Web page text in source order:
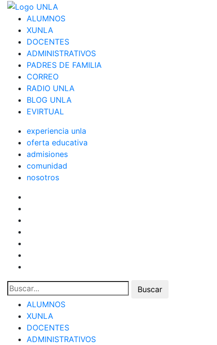
ALUMNOS
XUNLA
DOCENTES
ADMINISTRATIVOS
PADRES DE FAMILIA
CORREO
RADIO UNLA
BLOG UNLA
EVIRTUAL
experiencia unla
oferta educativa
admisiones
comunidad
nosotros
ALUMNOS
XUNLA
DOCENTES
ADMINISTRATIVOS